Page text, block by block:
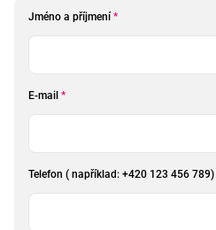
Jméno a příjmení *
E-mail *
Telefon ( například: +420 123 456 789)